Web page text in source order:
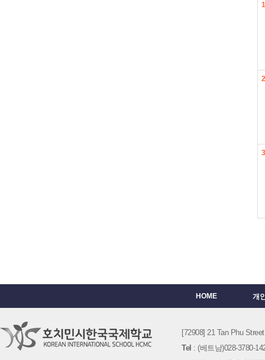
HOME 개
[72908] 21 Tan Phu
Tel : (베트남)028-3780-